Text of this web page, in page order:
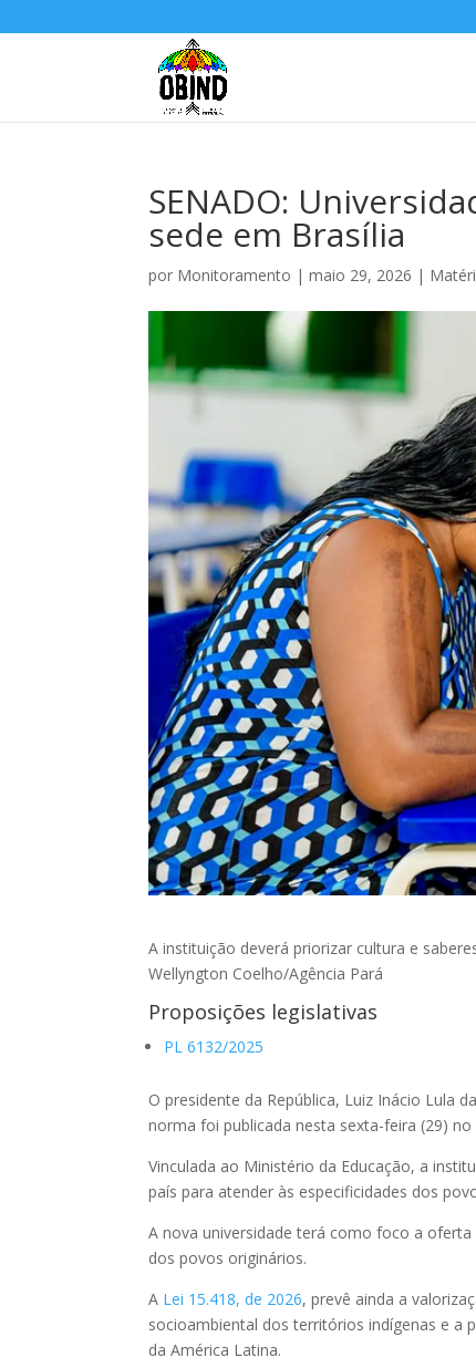
SENADO:
sede em Brasília
por Monitoramento |maio 29, 2026 |
A instituição deverá priorizar cultura e
Wellyngton Coelho/Agência Pará
Proposições legislativas
PL 6132/2025
O presidente da República, Luiz Inácio Lula
norma foi publicada nesta sexta-feira (29) no
Vinculada ao Ministério da Educação, a
país para atender às especificidades dos
A nova universidade terá como foco a
dos povos originários.
A Lei 15.418, de 2026, prevê ainda a
socioambiental dos territórios indígenas e a
da América Latina.